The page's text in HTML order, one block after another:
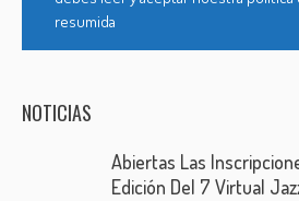
resumida
NOTICIAS
Abiertas Las
Edición Del 7 Virtual